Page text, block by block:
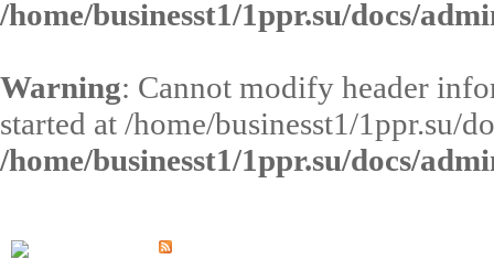
/home/businesst1/1ppr.su/docs/
Warning: Cannot modify header
started at /home/businesst1/1ppr.su/
/home/businesst1/1ppr.su/docs/